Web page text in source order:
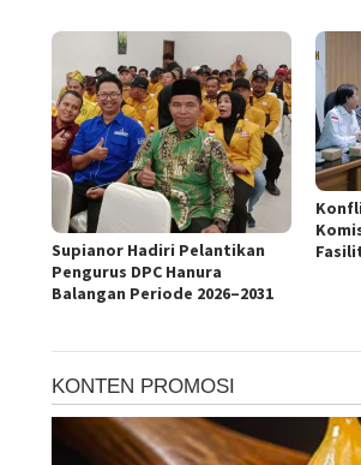
Supianor Hadiri Pelantikan
Pengurus DPC Hanura
Balangan Periode 2026–2031